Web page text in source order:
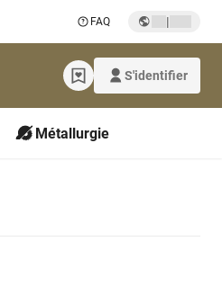
FAQ |
S'identifier
Métallurgie